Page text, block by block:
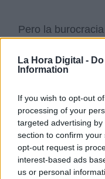
La Hora Digital -
Information
If you wish to opt-out
processing of your
targeted advertising
section to confirm
opt-out request is
interest-based ads
us or personal
Pero la
medio de
leyes, porque «
decreto»
instituciones del
de los
derrocado con
colaborar. En
augurios pueden